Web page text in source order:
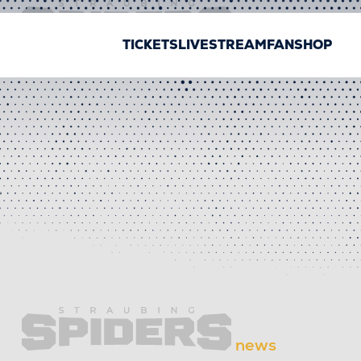
TICKETSLIVESTREAMFANSHOP
news
news